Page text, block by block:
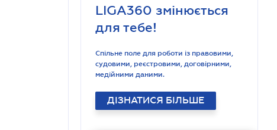
LIGA360 змінюється
для тебе!
Спільне поле для роботи із правовими,
судовими, реєстровими, договірними,
медійними даними.
ДІЗНАТИСЯ БІЛЬШЕ